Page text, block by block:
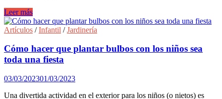
Cómo
preparar
Arreglos
alegres
para
la
Leer más
Artículos /Infantil /Jardinería
Cómo hacer que plantar bulbos con los niños sea
toda una fiesta
03/03/202301/03/2023
Una divertida actividad en el exterior para los niños (o nietos) es